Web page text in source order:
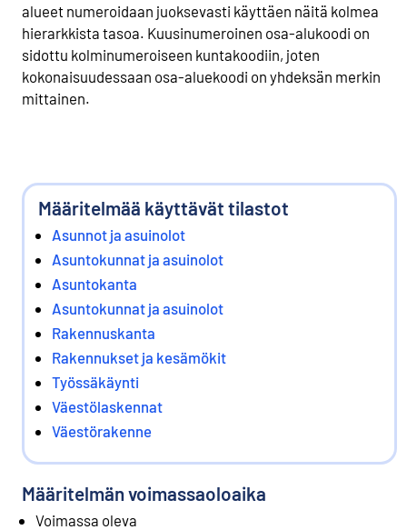
alueet numeroidaan juoksevasti käyttäen näitä kolmea
hierarkkista tasoa. Kuusinumeroinen osa-alukoodi on
sidottu kolminumeroiseen kuntakoodiin, joten
kokonaisuudessaan osa-aluekoodi on yhdeksän merkin
mittainen.
Määritelmää käyttävät tilastot
Asunnot ja asuinolot
Asuntokunnat ja asuinolot
Asuntokanta
Asuntokunnat ja asuinolot
Rakennuskanta
Rakennukset ja kesämökit
Työssäkäynti
Väestölaskennat
Väestörakenne
Määritelmän voimassaoloaika
Voimassa oleva